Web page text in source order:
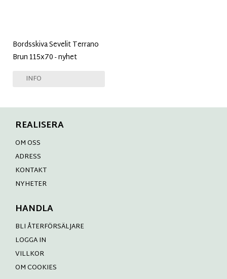
Bordsskiva Sevelit Terrano
Brun 115x70 - nyhet
INFO
REALISERA
OM OSS
ADRESS
KONTAKT
NYHETER
HANDLA
BLI ÅTERFÖRSÄLJARE
LOGGA IN
VILLKOR
OM COOKIES